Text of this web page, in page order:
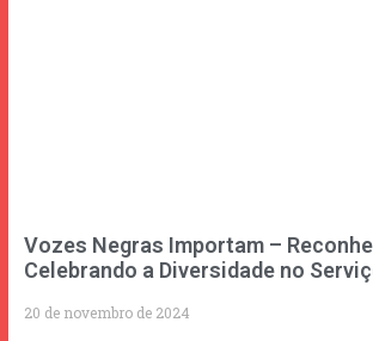
Vozes Negras Importam –
Celebrando a Diversidade no
20 de novembro de 2024